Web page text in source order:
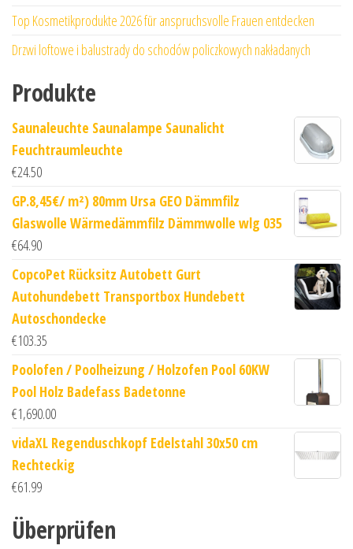
Top Kosmetikprodukte 2026 für anspruchsvolle Frauen entdecken
Drzwi loftowe i balustrady do schodów policzkowych nakładanych
Produkte
Saunaleuchte Saunalampe Saunalicht
Feuchtraumleuchte
€24.50
GP.8,45€/ m²) 80mm Ursa GEO Dämmfilz
Glaswolle Wärmedämmfilz Dämmwolle wlg 035
€64.90
CopcoPet Rücksitz Autobett Gurt
Autohundebett Transportbox Hundebett
Autoschondecke
€103.35
Poolofen / Poolheizung / Holzofen Pool 60KW
Pool Holz Badefass Badetonne
€1,690.00
vidaXL Regenduschkopf Edelstahl 30x50 cm
Rechteckig
€61.99
Überprüfen